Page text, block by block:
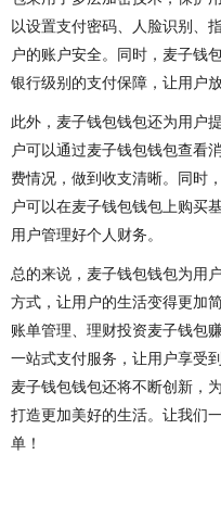
以设置支付密码、人脸识别、
户的账户安全。同时，麦子钱
银行级别的支付保障，让用户放
此外，麦子钱包钱包还为用户
户可以通过麦子钱包钱包查看
费情况，做到收支清晰。同时
户可以在麦子钱包钱包上购买
用户管理好个人财务。
总的来说，麦子钱包钱包为用
方式，让用户的生活变得更加
账单管理、理财投资麦子钱包
一站式支付服务，让用户享受
麦子钱包钱包还将不断创新，
打造更加美好的生活。让我们
单！